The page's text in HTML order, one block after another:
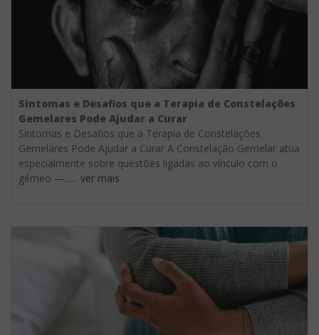
Sintomas e Desafios que a Terapia de Constelações
Gemelares Pode Ajudar a Curar
Sintomas e Desafios que a Terapia de Constelações
Gemelares Pode Ajudar a Curar A Constelação Gemelar atua
especialmente sobre questões ligadas ao vínculo com o
gémeo —...... ver mais